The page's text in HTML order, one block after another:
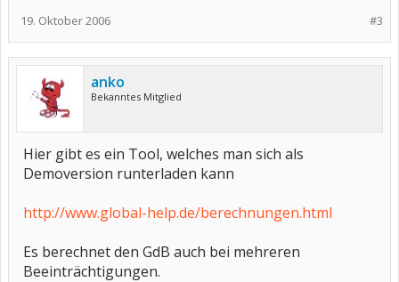
#3
19. Oktober 2006
anko
Bekanntes Mitglied
Hier gibt es ein Tool, welches man sich als
Demoversion runterladen kann
http://www.global-help.de/berechnungen.html
Es berechnet den GdB auch bei mehreren
Beeinträchtigungen.